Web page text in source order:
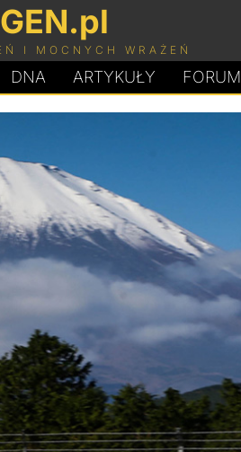
I MOCNYCH WRAŻEŃ
DNA ARTYKUŁY FORUM